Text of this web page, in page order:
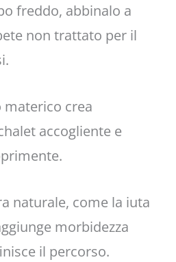
freddo, abbinalo a
non trattato per il
crea
accogliente e
naturale, come la iuta
morbidezza
il percorso.